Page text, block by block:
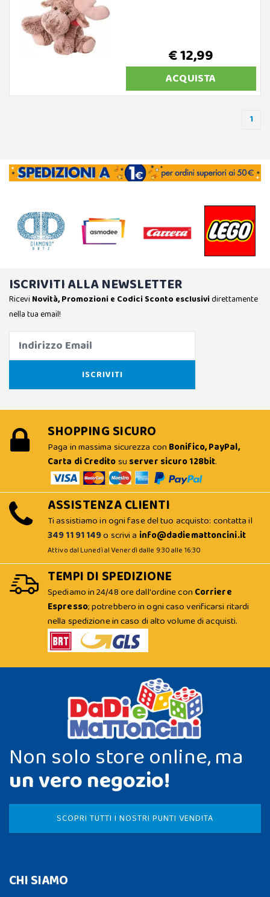
€ 12,99
ACQUISTA
1
ISCRIVITI ALLA NEWSLETTER
Ricevi Novità, Promozioni e Codici Sconto esclusividirettamente
nella tua email!
SHOPPING SICURO
Paga in massima sicurezza con Bonifico, PayPal,
Carta di Creditosu server sicuro 128bit.
ASSISTENZA CLIENTI
Ti assistiamo in ogni fase del tuo acquisto: contatta il
349 11 91 149o scrivi a info@dadiemattoncini.it
Attivo dal Lunedì al Venerdì dalle 9:30 alle 16:30
TEMPI DI SPEDIZIONE
Spediamo in 24/48 ore dall'ordine con Corriere
Espresso; potrebbero in ogni caso verificarsi ritardi
nella spedizione in caso di alto volume di acquisti.
Non solo store online, ma
un vero negozio!
SCOPRI TUTTI I NOSTRI PUNTI VENDITA
CHI SIAMO